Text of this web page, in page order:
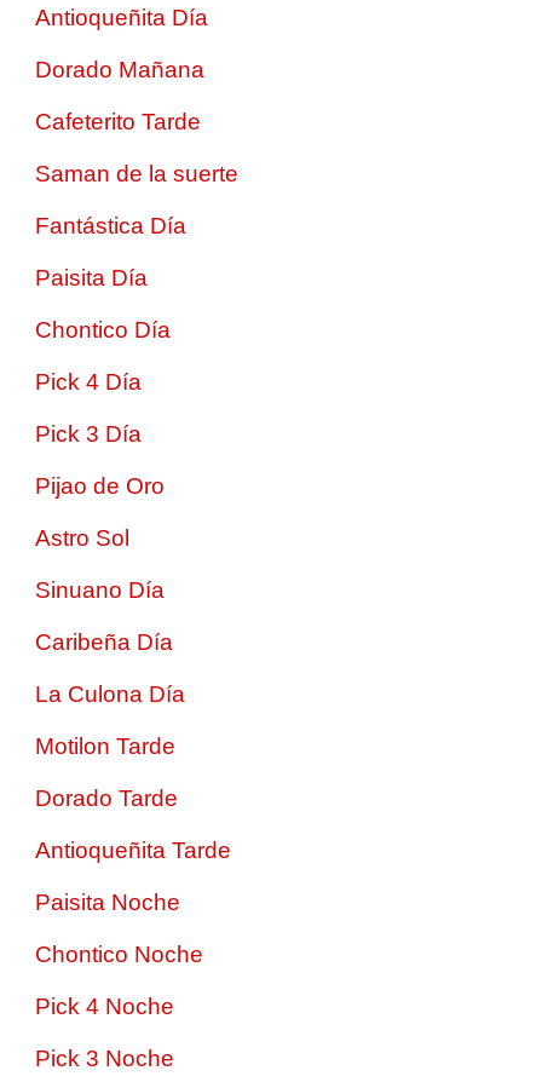
Antioqueñita Día
Dorado Mañana
Cafeterito Tarde
Saman de la suerte
Fantástica Día
Paisita Día
Chontico Día
Pick 4 Día
Pick 3 Día
Pijao de Oro
Astro Sol
Sinuano Día
Caribeña Día
La Culona Día
Motilon Tarde
Dorado Tarde
Antioqueñita Tarde
Paisita Noche
Chontico Noche
Pick 4 Noche
Pick 3 Noche